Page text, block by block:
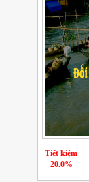
Tiết kiệm
20.0%